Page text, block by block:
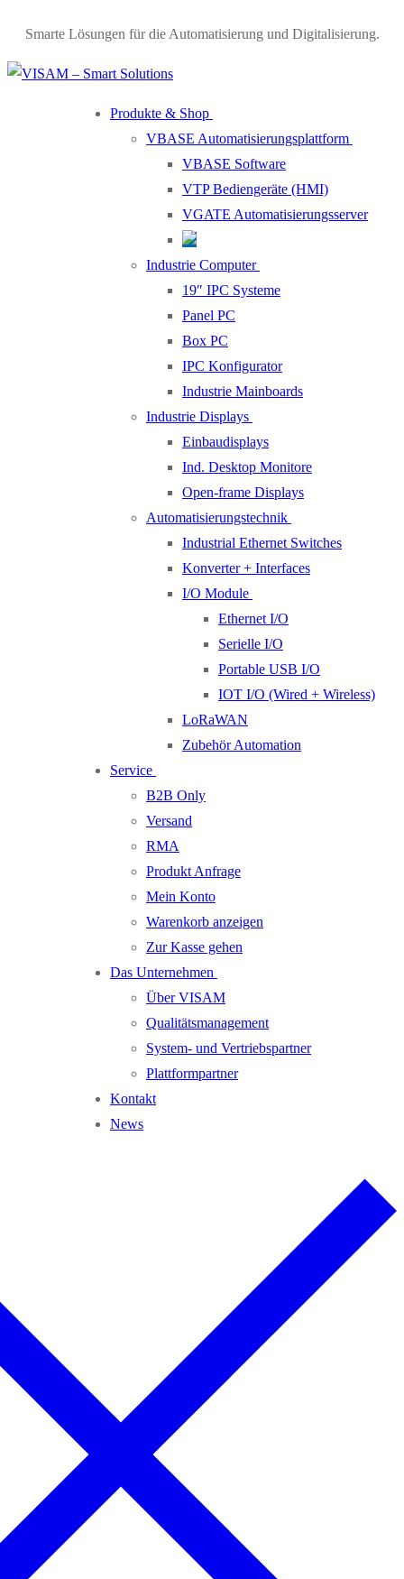
content
Smarte Lösungen für die Automatisierung und Digitalisierung.
Produkte & Shop
VBASE Automatisierungsplattform
VBASE Software
VTP Bediengeräte (HMI)
VGATE Automatisierungsserver
Industrie Computer
19″ IPC Systeme
Panel PC
Box PC
IPC Konfigurator
Industrie Mainboards
Industrie Displays
Einbaudisplays
Ind. Desktop Monitore
Open-frame Displays
Automatisierungstechnik
Industrial Ethernet Switches
Konverter + Interfaces
I/O Module
Ethernet I/O
Serielle I/O
Portable USB I/O
IOT I/O (Wired + Wireless)
LoRaWAN
Zubehör Automation
Service
B2B Only
Versand
RMA
Produkt Anfrage
Mein Konto
Warenkorb anzeigen
Zur Kasse gehen
Das Unternehmen
Über VISAM
Qualitätsmanagement
System- und Vertriebspartner
Plattformpartner
Kontakt
News